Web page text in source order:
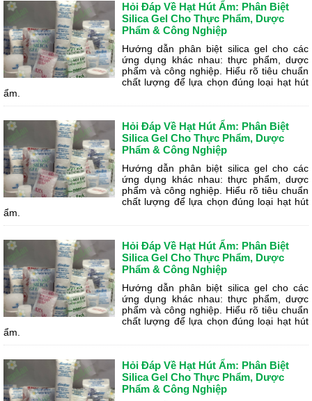
Hỏi Đáp Về Hạt Hút Ẩm: Phân Biệt
Silica Gel Cho Thực Phẩm, Dược
Phẩm & Công Nghiệp
Hướng dẫn phân biệt silica gel cho các
ứng dụng khác nhau: thực phẩm, dược
phẩm và công nghiệp. Hiểu rõ tiêu chuẩn
chất lượng để lựa chọn đúng loại hạt hút
ẩm.
Hỏi Đáp Về Hạt Hút Ẩm: Phân Biệt
Silica Gel Cho Thực Phẩm, Dược
Phẩm & Công Nghiệp
Hướng dẫn phân biệt silica gel cho các
ứng dụng khác nhau: thực phẩm, dược
phẩm và công nghiệp. Hiểu rõ tiêu chuẩn
chất lượng để lựa chọn đúng loại hạt hút
ẩm.
Hỏi Đáp Về Hạt Hút Ẩm: Phân Biệt
Silica Gel Cho Thực Phẩm, Dược
Phẩm & Công Nghiệp
Hướng dẫn phân biệt silica gel cho các
ứng dụng khác nhau: thực phẩm, dược
phẩm và công nghiệp. Hiểu rõ tiêu chuẩn
chất lượng để lựa chọn đúng loại hạt hút
ẩm.
Hỏi Đáp Về Hạt Hút Ẩm: Phân Biệt
Silica Gel Cho Thực Phẩm, Dược
Phẩm & Công Nghiệp